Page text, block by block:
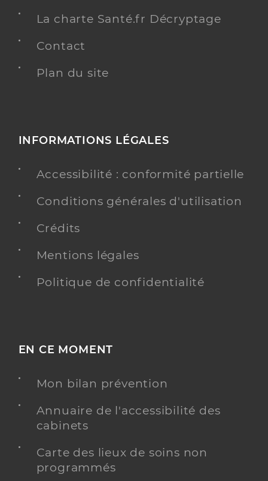
La charte Santé.fr Décryptage
Contact
Plan du site
INFORMATIONS LÉGALES
Accessibilité : conformité partielle
Conditions générales d'utilisation
Crédits
Mentions légales
Politique de confidentialité
EN CE MOMENT
Mon bilan prévention
Annuaire de l'accessibilité des
cabinets
Carte des lieux de soins non
programmés